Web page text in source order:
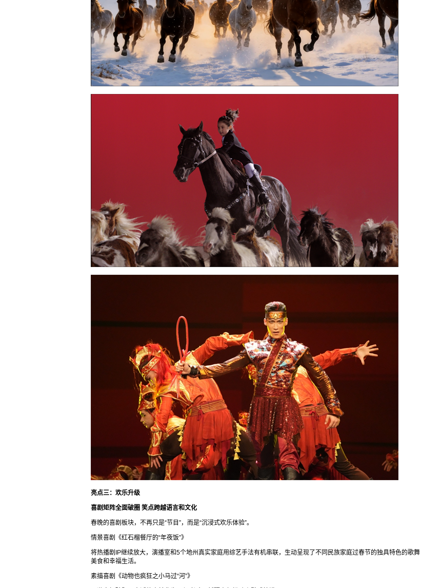
亮点三：欢乐升级
喜剧矩阵全面破圈 笑点跨越语言和文化
春晚的喜剧板块，不再只是“节目”，而是“沉浸式欢乐体验”。
情景喜剧《红石榴餐厅的“年夜饭”》
将热播剧IP继续放大，演播室和5个地州真实家庭用综艺手法有机串联，生动呈现了不同民族家庭过春节的独具特色的歌舞
美食和幸福生活。
素描喜剧《动物也疯狂之小马过“河”》